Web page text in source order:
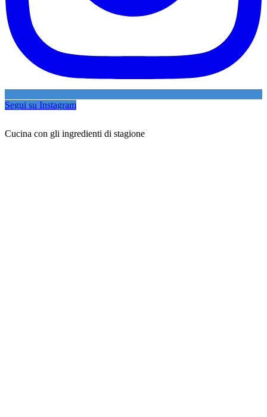
Segui su Instagram
Cucina con gli ingredienti di stagione